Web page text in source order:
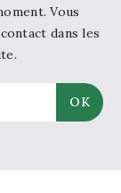
Vous
dans les